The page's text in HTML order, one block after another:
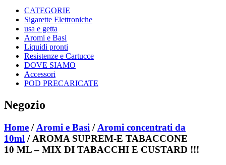
CATEGORIE
Sigarette Elettroniche
usa e getta
Aromi e Basi
Liquidi pronti
Resistenze e Cartucce
DOVE SIAMO
Accessori
POD PRECARICATE
Negozio
Home / Aromi e Basi / Aromi concentrati da
10ml / AROMA SUPREM-E TABACCONE
10 ML – MIX DI TABACCHI E CUSTARD !!!